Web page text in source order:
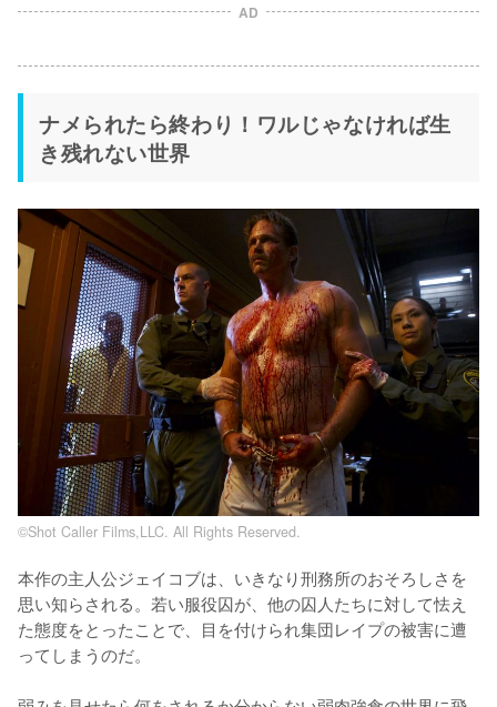
AD
ナメられたら終わり！ワルじゃなければ生
き残れない世界
©Shot Caller Films,LLC. All Rights Reserved.
本作の主人公ジェイコブは、いきなり刑務所のおそろしさを
思い知らされる。若い服役囚が、他の囚人たちに対して怯え
た態度をとったことで、目を付けられ集団レイプの被害に遭
ってしまうのだ。